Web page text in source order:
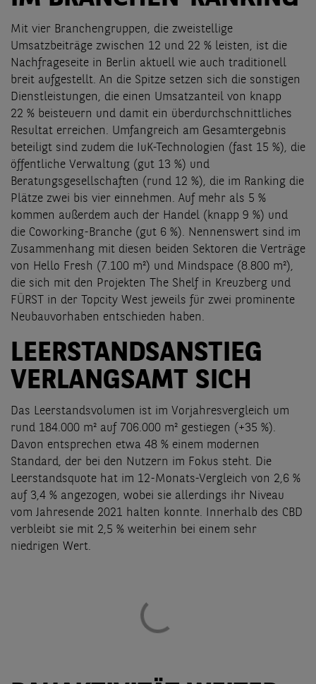
Mit vier Branchengruppen, die zweistellige
Umsatzbeiträge zwischen 12 und 22 % leisten, ist die
Nachfrageseite in Berlin aktuell wie auch traditionell
breit aufgestellt. An die Spitze setzen sich die sonstigen
Dienstleistungen, die einen Umsatzanteil von knapp
22 % beisteuern und damit ein überdurchschnittliches
Resultat erreichen. Umfangreich am Gesamtergebnis
beteiligt sind zudem die IuK-Technologien (fast 15 %), die
öffentliche Verwaltung (gut 13 %) und
Beratungsgesellschaften (rund 12 %), die im Ranking die
Plätze zwei bis vier einnehmen. Auf mehr als 5 %
kommen außerdem auch der Handel (knapp 9 %) und
die Coworking-Branche (gut 6 %). Nennenswert sind im
Zusammenhang mit diesen beiden Sektoren die Verträge
von Hello Fresh (7.100 m²) und Mindspace (8.800 m²),
die sich mit den Projekten The Shelf in Kreuzberg und
FÜRST in der Topcity West jeweils für zwei prominente
Neubauvorhaben entschieden haben.
LEERSTANDSANSTIEG
VERLANGSAMT SICH
Das Leerstandsvolumen ist im Vorjahresvergleich um
rund 184.000 m² auf 706.000 m² gestiegen (+35 %).
Davon entsprechen etwa 48 % einem modernen
Standard, der bei den Nutzern im Fokus steht. Die
Leerstandsquote hat im 12-Monats-Vergleich von 2,6 %
auf 3,4 % angezogen, wobei sie allerdings ihr Niveau
vom Jahresende 2021 halten konnte. Innerhalb des CBD
verbleibt sie mit 2,5 % weiterhin bei einem sehr
niedrigen Wert.